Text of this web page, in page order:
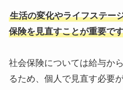
生活の変化やライフステー
保険を見直すことが重要で
社会保険については給与か
るため、個人で見直す必要